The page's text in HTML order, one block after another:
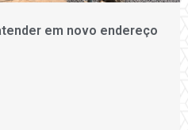
em novo endereço